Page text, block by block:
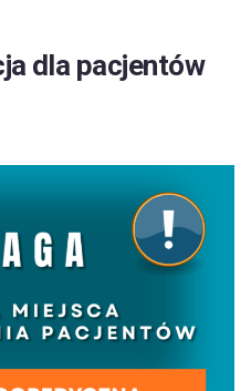
dla pacjentów